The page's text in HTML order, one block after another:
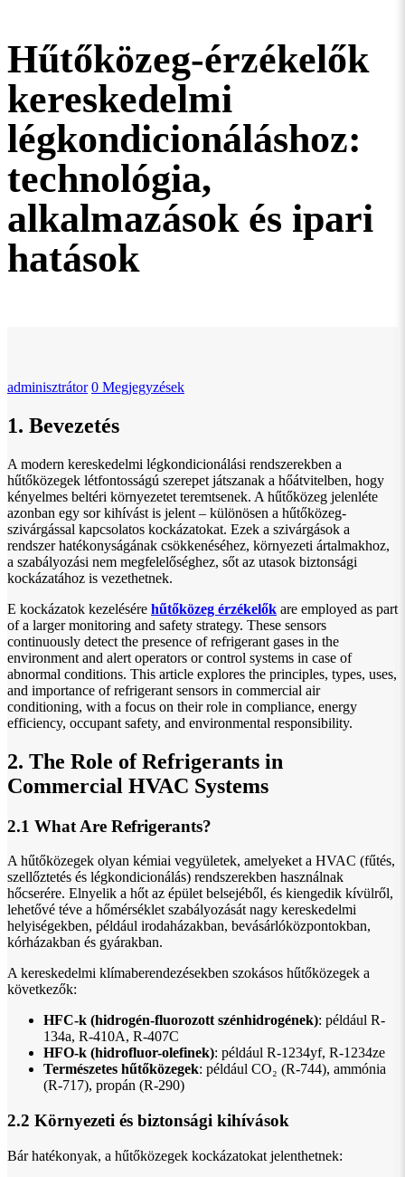
Hűtőközeg-érzékelők
kereskedelmi
légkondicionáláshoz:
technológia,
alkalmazások és ipari
hatások
adminisztrátor 0 Megjegyzések
1. Bevezetés
A modern kereskedelmi légkondicionálási rendszerekben a
hűtőközegek létfontosságú szerepet játszanak a hőátvitelben, hogy
kényelmes beltéri környezetet teremtsenek. A hűtőközeg jelenléte
azonban egy sor kihívást is jelent – ​​különösen a hűtőközeg-
szivárgással kapcsolatos kockázatokat. Ezek a szivárgások a
rendszer hatékonyságának csökkenéséhez, környezeti ártalmakhoz,
a szabályozási nem megfelelőséghez, sőt az utasok biztonsági
kockázatához is vezethetnek.
E kockázatok kezelésére hűtőközeg érzékelők are employed as part
of a larger monitoring and safety strategy. These sensors
continuously detect the presence of refrigerant gases in the
environment and alert operators or control systems in case of
abnormal conditions. This article explores the principles, types, uses,
and importance of refrigerant sensors in commercial air
conditioning, with a focus on their role in compliance, energy
efficiency, occupant safety, and environmental responsibility.
2. The Role of Refrigerants in
Commercial HVAC Systems
2.1 What Are Refrigerants?
A hűtőközegek olyan kémiai vegyületek, amelyeket a HVAC (fűtés,
szellőztetés és légkondicionálás) rendszerekben használnak
hőcserére. Elnyelik a hőt az épület belsejéből, és kiengedik kívülről,
lehetővé téve a hőmérséklet szabályozását nagy kereskedelmi
helyiségekben, például irodaházakban, bevásárlóközpontokban,
kórházakban és gyárakban.
A kereskedelmi klímaberendezésekben szokásos hűtőközegek a
következők:
HFC-k (hidrogén-fluorozott szénhidrogének): például R-
134a, R-410A, R-407C
HFO-k (hidrofluor-olefinek): például R-1234yf, R-1234ze
Természetes hűtőközegek: például CO₂ (R-744), ammónia
(R-717), propán (R-290)
2.2 Környezeti és biztonsági kihívások
Bár hatékonyak, a hűtőközegek kockázatokat jelenthetnek: